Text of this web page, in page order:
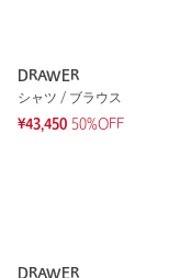
DRAWER
シャツ / ブラウス
¥43,450 50%OFF
DRAWER